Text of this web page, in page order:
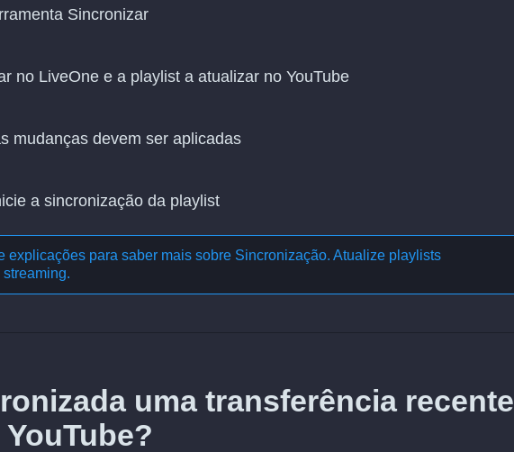
Sincronizar
no LiveOne e a playlist a atualizar no YouTube
mudanças devem ser aplicadas
a sincronização da playlist
explicações para saber mais sobre Sincronização. Atualize playlists
.
uma transferência recente